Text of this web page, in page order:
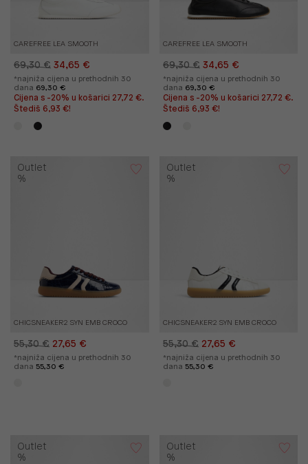
CAREFREE LEA SMOOTH
69,30 € 34,65 €
*najniža cijena u prethodnih 30
dana 69,30 €
Cijena s -20% u košarici 27,72 €.
Štediš 6,93 €!
CAREFREE LEA SMOOTH
69,30 € 34,65 €
*najniža cijena u prethodnih 30
dana 69,30 €
Cijena s -20% u košarici 27,72 €.
Štediš 6,93 €!
CHICSNEAKER2 SYN EMB CROCO
Outlet
%
55,30 € 27,65 €
*najniža cijena u prethodnih 30
dana 55,30 €
CHICSNEAKER2 SYN EMB CROCO
Outlet
%
55,30 € 27,65 €
*najniža cijena u prethodnih 30
dana 55,30 €
Outlet
%
Outlet
%